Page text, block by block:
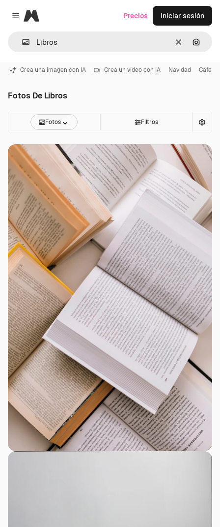
Close menu
Magnific
Borrar
Precios Iniciar sesión
Crea una imagen con IA Crea un vídeo con IA Navidad Cafe
Fotos De Libros
Fotos Filtros